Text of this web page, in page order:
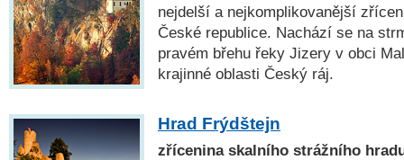
nejdelší a nejkomplikovanější
České republice. Nachází se na
pravém břehu řeky Jizery v obci
krajinné oblasti Český ráj.
Hrad Frýdštejn
zřícenina skalního strážního